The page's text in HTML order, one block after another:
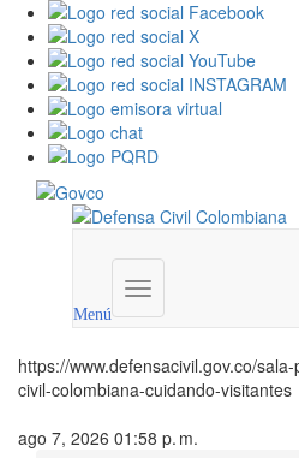
Menú
Menú
institucional
https://www.defensacivil.gov.co/
civil-colombiana-cuidando-visitantes
ago 7, 2026 01:58 p. m.